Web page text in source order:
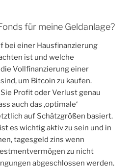
für meine Geldanlage?
bei einer Hausfinanzierung
ist und welche
Vollfinanzierung einer
um Bitcoin zu kaufen.
Profit oder Verlust genau
auch das ‚optimale‘
auf Schätzgrößen basiert.
es wichtig aktiv zu sein und in
tagesgeld zins wenn
zu nicht
abgeschlossen werden.